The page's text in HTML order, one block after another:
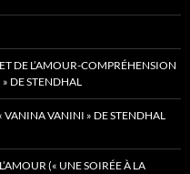
DE L’AMOUR-COMPRÉHENSION
DE STENDHAL
VANINA VANINI » DE STENDHAL
(« UNE SOIRÉE À LA